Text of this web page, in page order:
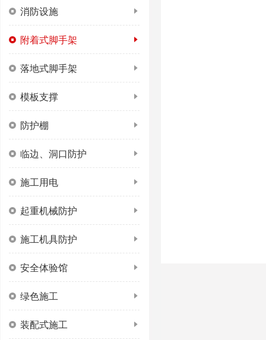
消防设施
附着式脚手架
落地式脚手架
模板支撑
防护棚
临边、洞口防护
施工用电
起重机械防护
施工机具防护
安全体验馆
绿色施工
装配式施工